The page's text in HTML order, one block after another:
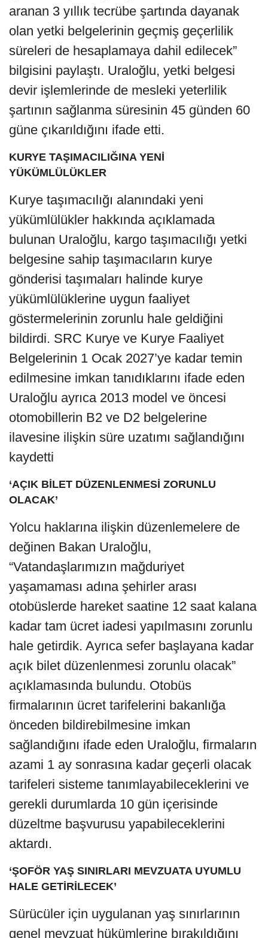
aranan 3 yıllık tecrübe şartında dayanak
olan yetki belgelerinin geçmiş geçerlilik
süreleri de hesaplamaya dahil edilecek”
bilgisini paylaştı. Uraloğlu, yetki belgesi
devir işlemlerinde de mesleki yeterlilik
şartının sağlanma süresinin 45 günden 60
güne çıkarıldığını ifade etti.
KURYE TAŞIMACILIĞINA YENİ
YÜKÜMLÜLÜKLER
Kurye taşımacılığı alanındaki yeni
yükümlülükler hakkında açıklamada
bulunan Uraloğlu, kargo taşımacılığı yetki
belgesine sahip taşımacıların kurye
gönderisi taşımaları halinde kurye
yükümlülüklerine uygun faaliyet
göstermelerinin zorunlu hale geldiğini
bildirdi. SRC Kurye ve Kurye Faaliyet
Belgelerinin 1 Ocak 2027’ye kadar temin
edilmesine imkan tanıdıklarını ifade eden
Uraloğlu ayrıca 2013 model ve öncesi
otomobillerin B2 ve D2 belgelerine
ilavesine ilişkin süre uzatımı sağlandığını
kaydetti
‘AÇIK BİLET DÜZENLENMESİ ZORUNLU
OLACAK’
Yolcu haklarına ilişkin düzenlemelere de
değinen Bakan Uraloğlu,
“Vatandaşlarımızın mağduriyet
yaşamaması adına şehirler arası
otobüslerde hareket saatine 12 saat kalana
kadar tam ücret iadesi yapılmasını zorunlu
hale getirdik. Ayrıca sefer başlayana kadar
açık bilet düzenlenmesi zorunlu olacak”
açıklamasında bulundu. Otobüs
firmalarının ücret tarifelerini bakanlığa
önceden bildirebilmesine imkan
sağlandığını ifade eden Uraloğlu, firmaların
azami 1 ay sonrasına kadar geçerli olacak
tarifeleri sisteme tanımlayabileceklerini ve
gerekli durumlarda 10 gün içerisinde
düzeltme başvurusu yapabileceklerini
aktardı.
‘ŞOFÖR YAŞ SINIRLARI MEVZUATA UYUMLU
HALE GETİRİLECEK’
Sürücüler için uygulanan yaş sınırlarının
genel mevzuat hükümlerine bırakıldığını